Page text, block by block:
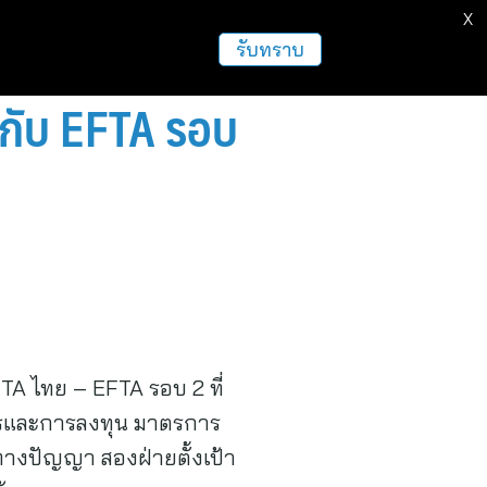
EFTA รอบ
ไทย – EFTA รอบ 2 ที่
ละการลงทุน มาตรการ
งปัญญา สองฝ่ายตั้งเป้า
รับทราบ
X